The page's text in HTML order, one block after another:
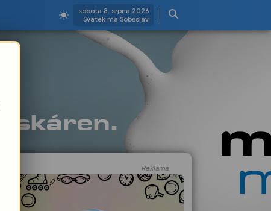
sobota 8. srpna 2026
Svátek má Soběslav
Reklama